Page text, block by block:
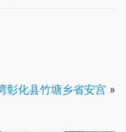
彰化县竹塘乡省安宫 »